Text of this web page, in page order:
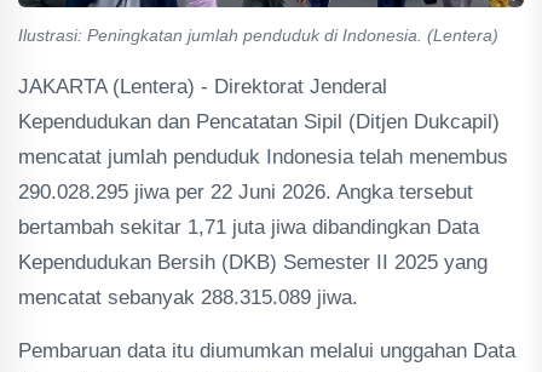
Ilustrasi: Peningkatan jumlah penduduk di Indonesia. (Lentera)
JAKARTA (Lentera) - Direktorat Jenderal
Kependudukan dan Pencatatan Sipil (Ditjen Dukcapil)
mencatat jumlah penduduk Indonesia telah menembus
290.028.295 jiwa per 22 Juni 2026. Angka tersebut
bertambah sekitar 1,71 juta jiwa dibandingkan Data
Kependudukan Bersih (DKB) Semester II 2025 yang
mencatat sebanyak 288.315.089 jiwa.
Pembaruan data itu diumumkan melalui unggahan Data